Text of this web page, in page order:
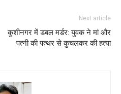
Next article
कुशीनगर में डबल मर्डर: युवक ने मां और
पत्नी की पत्थर से कुचलकर की हत्या